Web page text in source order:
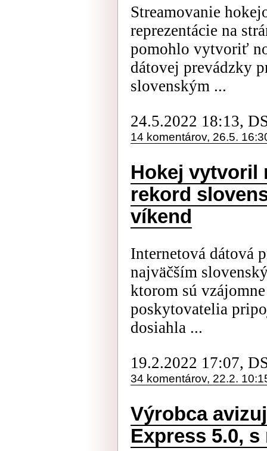
Streamovanie
reprezentácie na
pomohlo vytvoriť
dátovej prevádzky
slovenským ...
24.5.2022 18:13,
14 komentárov, 26.5.
Hokej vytvoril
rekord
víkend
Internetová dátová
najväčším
ktorom sú
poskytovatelia
dosiahla ...
19.2.2022 17:07,
34 komentárov, 22.2.
Výrobca
Express 5.0,